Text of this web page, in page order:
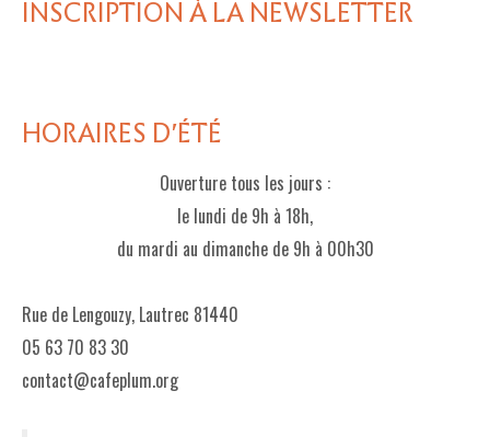
LES EXPOSITIONS
INSCRIPTION À LA NEWSLETTER
HORAIRES D'ÉTÉ
Ouverture tous les jours :
le lundi de 9h à 18h,
du mardi au dimanche de 9h à 00h30
Rue de Lengouzy, Lautrec 81440
05 63 70 83 30
contact@cafeplum.org